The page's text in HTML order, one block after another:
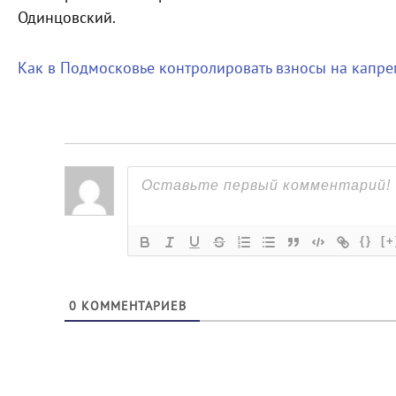
Одинцовский.
Как в Подмосковье контролировать взносы на
{} [+]
0 КОММЕНТАРИЕВ